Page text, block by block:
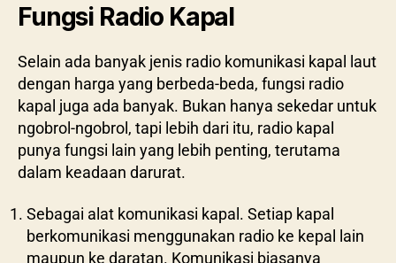
Fungsi Radio Kapal
Selain ada banyak jenis radio komunikasi kapal laut
dengan harga yang berbeda-beda, fungsi radio
kapal juga ada banyak. Bukan hanya sekedar untuk
ngobrol-ngobrol, tapi lebih dari itu, radio kapal
punya fungsi lain yang lebih penting, terutama
dalam keadaan darurat.
Sebagai alat komunikasi kapal. Setiap kapal
berkomunikasi menggunakan radio ke kepal lain
maupun ke daratan. Komunikasi biasanya